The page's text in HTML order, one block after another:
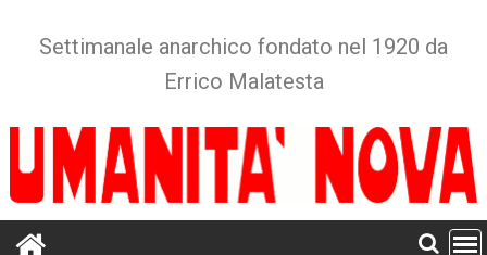
Settimanale anarchico fondato nel 1920 da
Errico Malatesta